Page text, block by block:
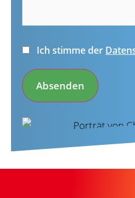
Einwilligung
Ich stimme der
Absenden